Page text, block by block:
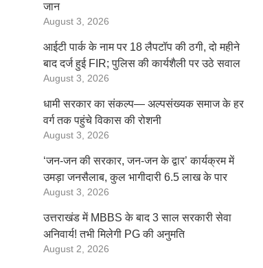
जान
August 3, 2026
आईटी पार्क के नाम पर 18 लैपटॉप की ठगी, दो महीने
बाद दर्ज हुई FIR; पुलिस की कार्यशैली पर उठे सवाल
August 3, 2026
धामी सरकार का संकल्प— अल्पसंख्यक समाज के हर
वर्ग तक पहुंचे विकास की रोशनी
August 3, 2026
‘जन-जन की सरकार, जन-जन के द्वार’ कार्यक्रम में
उमड़ा जनसैलाब, कुल भागीदारी 6.5 लाख के पार
August 3, 2026
उत्तराखंड में MBBS के बाद 3 साल सरकारी सेवा
अनिवार्य! तभी मिलेगी PG की अनुमति
August 2, 2026